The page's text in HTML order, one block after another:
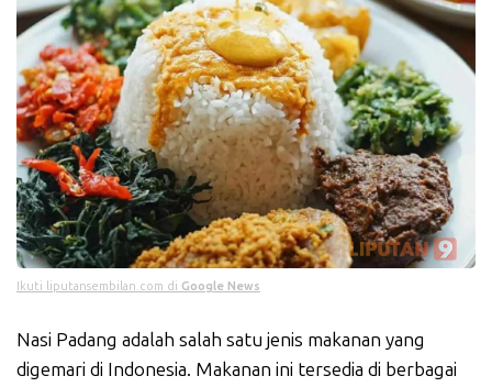
Ikuti liputansembilan.com di Google News
Nasi Padang adalah salah satu jenis makanan yang
digemari di Indonesia. Makanan ini tersedia di berbagai